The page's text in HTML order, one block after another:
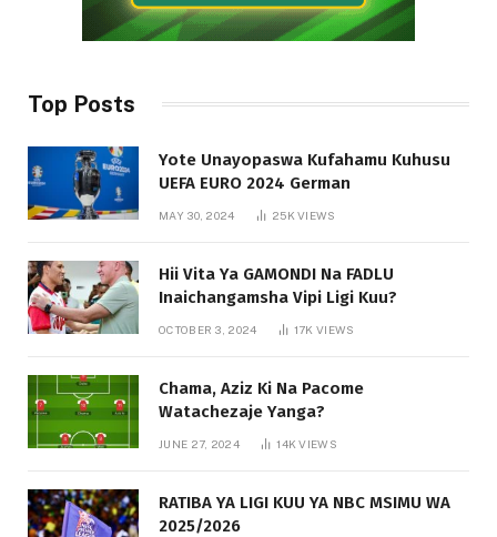
Top Posts
Yote Unayopaswa Kufahamu Kuhusu
UEFA EURO 2024 German
MAY 30, 2024 25KVIEWS
Hii Vita Ya GAMONDI Na FADLU
Inaichangamsha Vipi Ligi Kuu?
OCTOBER 3, 2024 17KVIEWS
Chama, Aziz Ki Na Pacome
Watachezaje Yanga?
JUNE 27, 2024 14KVIEWS
RATIBA YA LIGI KUU YA NBC MSIMU WA
2025/2026